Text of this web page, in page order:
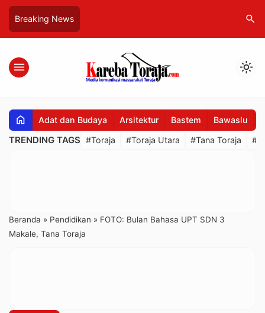
Breaking News search
menu light_mode
home Adat dan Budaya Arsitektur Bastem Bawaslu
TRENDING TAGS #Toraja #Toraja Utara #Tana Toraja
Beranda » Pendidikan » FOTO: Bulan Bahasa UPT SDN 3
Makale, Tana Toraja